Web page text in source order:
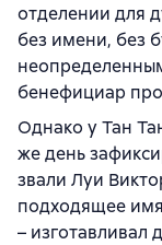
отделении для
без имени, без
бенефициар
Однако у Тан
же день
звали Луи
подходящее
– изготавливал